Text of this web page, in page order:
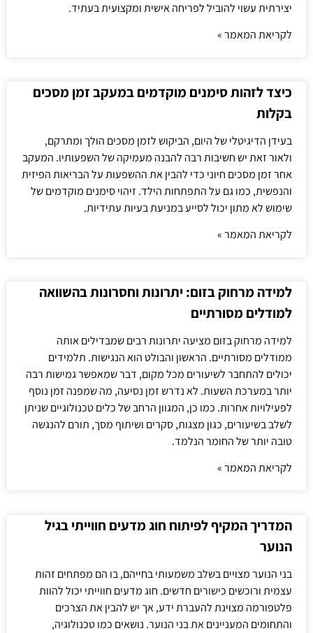
יצירתית עשוי להוביל לפריחה אישית ומקצועית בעתיד.
לקריאת המאמר »
כיצד לזהות סימנים מוקדמים במעקב זמן מסכים
בקלות
בעידן הדיגיטלי של היום, הביקוש לזמן מסכים הולך ומתרקם,
ולאור זאת יש חשיבות רבה להבנה מעמיקה של השפעותיו. המעקב
אחר זמן מסכים חיוני כדי להבין את ההשפעות על הבריאות הפיזית
והנפשית, כמו גם על התפתחות הילד. זיהוי סימנים מוקדמים של
שימוש לא מתון יכול לסייע במניעת בעיות עתידיות.
לקריאת המאמר »
למידה מרחוק בזום: יתרונות וחסרונות בהשוואה
למודלים מסורתיים
למידה מרחוק בזום מציעה יתרונות רבים שמבדילים אותה
ממודלים מסורתיים. הראשון והבולט הוא הנגישות. תלמידים
יכולים להתחבר לשיעורים מכל מקום, דבר שמאפשר גמישות רבה
יותר במערכת השעות. לא נדרש זמן נסיעה, מה שמפנה זמן נוסף
לפעילויות אחרות. כמו כן, המגוון הרחב של כלים טכנולוגיים שניתן
לשלב בשיעורים, כגון מצגות, סקרים ושיתוף מסך, תורם להנגשה
טובה יותר של החומר הנלמד.
לקריאת המאמר »
המדריך המקיף לפיתוח חוג מדעים חווייתי בגיל
הנוער
בני הנוער מצויים בשלב משמעותי בחייהם, בו הם מפתחים זהות
עצמית ורוכשים כישורים חדשים. חוג מדעים חווייתי יכול להוות
פלטפורמה מצוינת להעברת ידע, אך יש להבין את הצרכים
והתחומים המעניינים את בני הנוער. נושאים כמו טכנולוגיה,